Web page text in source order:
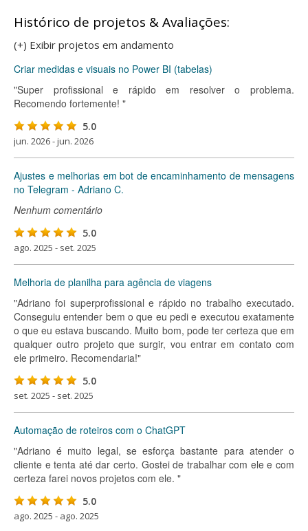
Histórico de projetos & Avaliações:
(+) Exibir projetos em andamento
Criar medidas e visuais no Power BI (tabelas)
"Super profissional e rápido em resolver o problema.
Recomendo fortemente! "
5.0
jun. 2026 - jun. 2026
Ajustes e melhorias em bot de encaminhamento de mensagens
no Telegram - Adriano C.
Nenhum comentário
5.0
ago. 2025 - set. 2025
Melhoria de planilha para agência de viagens
"Adriano foi superprofissional e rápido no trabalho executado.
Conseguiu entender bem o que eu pedi e executou exatamente
o que eu estava buscando. Muito bom, pode ter certeza que em
qualquer outro projeto que surgir, vou entrar em contato com
ele primeiro. Recomendaria!"
5.0
set. 2025 - set. 2025
Automação de roteiros com o ChatGPT
"Adriano é muito legal, se esforça bastante para atender o
cliente e tenta até dar certo. Gostei de trabalhar com ele e com
certeza farei novos projetos com ele. "
5.0
ago. 2025 - ago. 2025